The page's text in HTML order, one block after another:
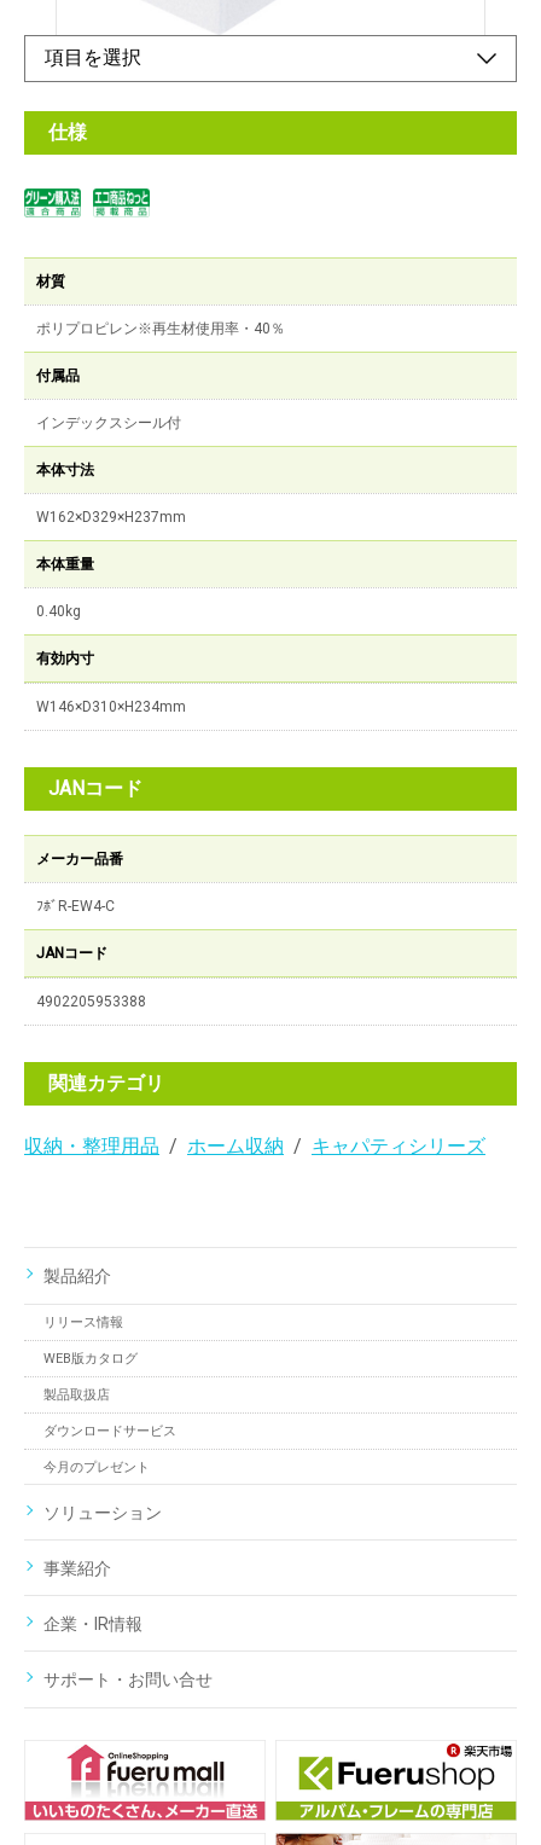
仕様
材質
ポリプロピレン※再生材使用率・40％
付属品
インデックスシール付
本体寸法
W162×D329×H237mm
本体重量
0.40kg
有効内寸
W146×D310×H234mm
JANコード
メーカー品番
ﾌﾎﾞR-EW4-C
JANコード
4902205953388
関連カテゴリ
収納・整理用品 ホーム収納 キャパティシリーズ
製品紹介
リリース情報
WEB版カタログ
製品取扱店
ダウンロードサービス
今月のプレゼント
ソリューション
事業紹介
企業・IR情報
サポート・お問い合せ